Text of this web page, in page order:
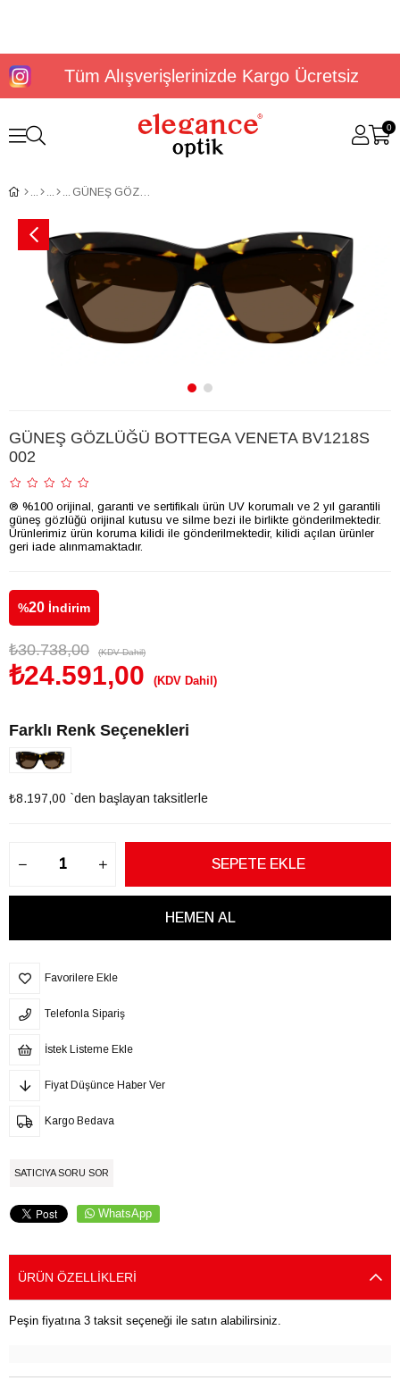
Tüm Alışverişlerinizde Kargo Ücretsiz
0
GÜNEŞ GÖZLÜĞÜ BOTTEGA VENETA BV1218S 002
GÜNEŞ GÖZLÜĞÜ BOTTEGA VENETA BV1218S
002
® %100 orijinal, garanti ve sertifikalı ürün UV korumalı ve 2 yıl garantili
güneş gözlüğü orijinal kutusu ve silme bezi ile birlikte gönderilmektedir.
Ürünlerimiz ürün koruma kilidi ile gönderilmektedir, kilidi açılan ürünler
geri iade alınmamaktadır.
%20 İndirim
₺30.738,00 (KDV Dahil)
₺24.591,00 (KDV Dahil)
Farklı Renk Seçenekleri
₺8.197,00 `den başlayan taksitlerle
Favorilere Ekle
Telefonla Sipariş
İstek Listeme Ekle
Fiyat Düşünce Haber Ver
Kargo Bedava
SATICIYA SORU SOR
WhatsApp
ÜRÜN ÖZELLIKLERI
Peşin fiyatına 3 taksit seçeneği ile satın alabilirsiniz.